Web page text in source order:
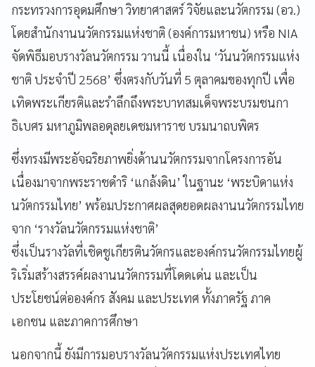
กระทรวงการอุดมศึกษา วิทยาศาสตร์ วิจัยและนวัตกรรม (อว.)
โดยสำนักงานนวัตกรรมแห่งชาติ (องค์การมหาชน) หรือ NIA
จัดพิธีมอบรางวัลนวัตกรรม วานนี้ เนื่องใน ‘วันนวัตกรรมแห่ง
ชาติ ประจำปี 2568’ ซึ่งตรงกับวันที่ 5 ตุลาคมของทุกปี เพื่อ
เทิดพระเกียรติและรำลึกถึงพระบาทสมเด็จพระบรมชนกา
ธิเบศร มหาภูมิพลอดุลยเดชมหาราช บรมนาถบพิตร
ซึ่งทรงมีพระอัจฉริยภาพยิ่งด้านนวัตกรรมจากโครงการอัน
เนื่องมาจากพระราชดำริ ‘แกล้งดิน’ ในฐานะ ‘พระบิดาแห่ง
นวัตกรรมไทย’ พร้อมประกาศผลสุดยอดผลงานนวัตกรรมไทย
จาก ‘รางวัลนวัตกรรมแห่งชาติ’
ซึ่งเป็นรางวัลที่เชิดชูเกียรตินวัตกรและองค์กรนวัตกรรมไทยผู้
ริเริ่มสร้างสรรค์ผลงานนวัตกรรมที่โดดเด่น และเป็น
ประโยชน์ต่อองค์กร สังคม และประเทศ ทั้งภาครัฐ ภาค
เอกชน และภาคการศึกษา
นอกจากนี้ ยังมีการมอบรางวัลนวัตกรรมแห่งประเทศไทย